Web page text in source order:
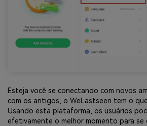
Esteja você se conectando com novos
com os antigos, o WeLastseen tem o
Usando esta plataforma, os usuários
efetivamente o melhor momento para se